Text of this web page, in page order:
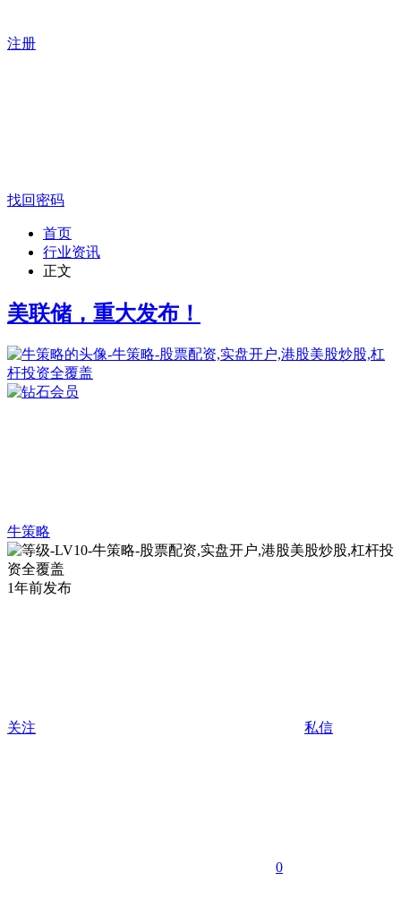
注册
找回密码
首页
行业资讯
正文
美联储，重大发布！
牛策略
1年前发布
关注 私信
0